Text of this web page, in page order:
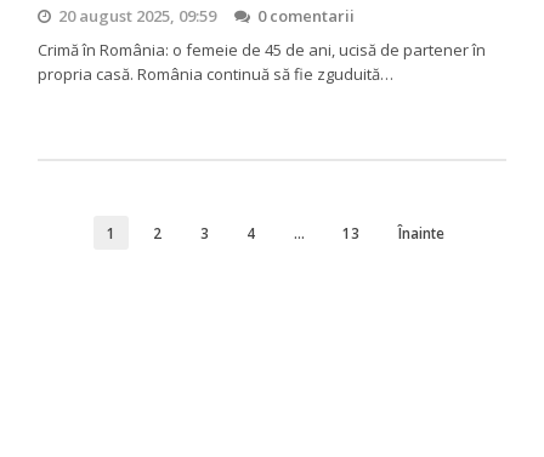
20 august 2025, 09:59
0 comentarii
Crimă în România: o femeie de 45 de ani, ucisă de partener în
propria casă. România continuă să fie zguduită…
1 2 3 4 … 13 Înainte